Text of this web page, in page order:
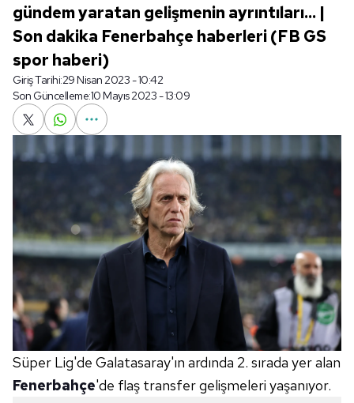
gündem yaratan gelişmenin ayrıntıları... |
Son dakika Fenerbahçe haberleri (FB GS
spor haberi)
Giriş Tarihi:29 Nisan 2023 - 10:42
Son Güncelleme:10 Mayıs 2023 - 13:09
Süper Lig'de Galatasaray'ın ardında 2. sırada yer alan
Fenerbahçe'de flaş transfer gelişmeleri yaşanıyor.